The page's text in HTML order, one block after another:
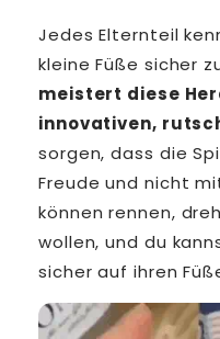
Jedes Elternteil
kleine Füße sicher
meistert diese
innovativen,
sorgen, dass die
Freude und nicht
können rennen,
wollen, und du
sicher auf ihren